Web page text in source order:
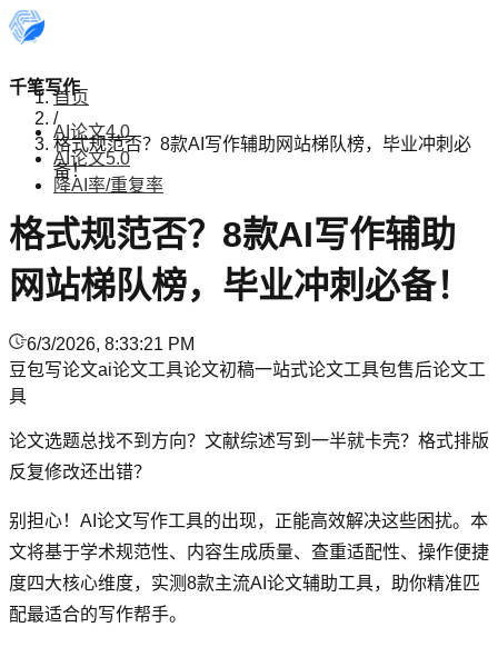
千笔写作
AI论文4.0
AI论文5.0
降AI率/重复率
首页
/
格式规范否？8款AI写作辅助网站梯队榜，毕业冲刺必
备！
格式规范否？8款AI写作辅助
网站梯队榜，毕业冲刺必备！
6/3/2026, 8:33:21 PM
豆包写论文ai论文工具论文初稿一站式论文工具包售后论文工
具
论文选题总找不到方向？文献综述写到一半就卡壳？格式排版
反复修改还出错？
别担心！AI论文写作工具的出现，正能高效解决这些困扰。本
文将基于学术规范性、内容生成质量、查重适配性、操作便捷
度四大核心维度，实测8款主流AI论文辅助工具，助你精准匹
配最适合的写作帮手。